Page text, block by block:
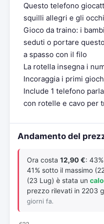
Questo telefono
squilli allegri e gli
Gioco da traino: i
seduti o portare
a spasso con il filo
La rotella insegna i
Incoraggia i primi
Include 1 telefono
con rotelle e cavo per
Andamento del
Ora costa 12,90 €:
41% sotto il massimo
(23 Lug) è stata un
prezzo rilevati in 2203
giorni fa.